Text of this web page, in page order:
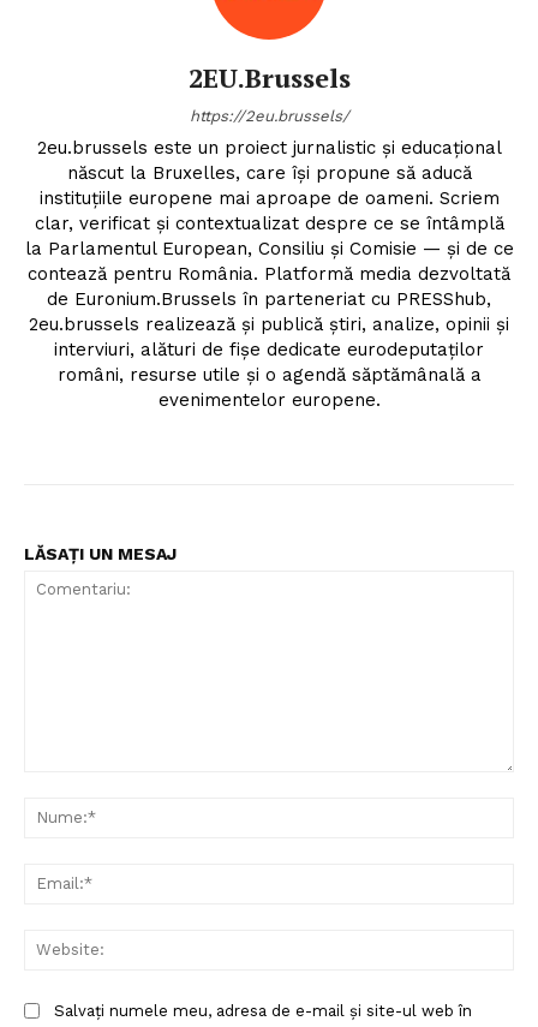
2EU.Brussels
https://2eu.brussels/
2eu.brussels este un proiect jurnalistic și educațional
născut la Bruxelles, care își propune să aducă
instituțiile europene mai aproape de oameni. Scriem
clar, verificat și contextualizat despre ce se întâmplă
la Parlamentul European, Consiliu și Comisie — și de ce
contează pentru România. Platformă media dezvoltată
de Euronium.Brussels în parteneriat cu PRESShub,
2eu.brussels realizează și publică știri, analize, opinii și
interviuri, alături de fișe dedicate eurodeputaților
români, resurse utile și o agendă săptămânală a
evenimentelor europene.
LĂSAȚI UN MESAJ
Salvați numele meu, adresa de e-mail și site-ul web în